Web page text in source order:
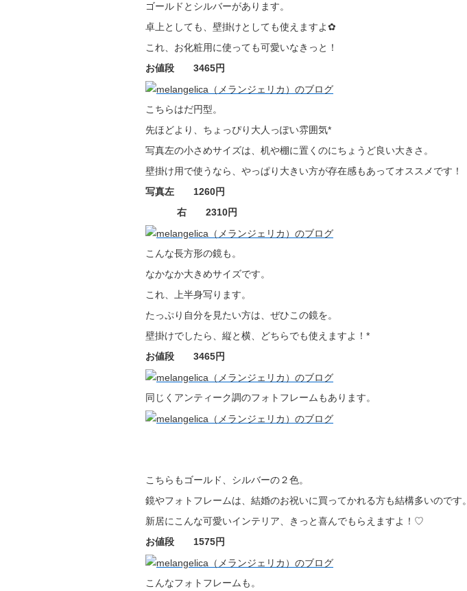
ゴールドとシルバーがあります。
卓上としても、壁掛けとしても使えますよ✿
これ、お化粧用に使っても可愛いなきっと！
お値段
3465円
こちらはだ円型。
先ほどより、ちょっぴり大人っぽい雰囲気*
写真左の小さめサイズは、机や棚に置くのにちょうど良い大きさ。
壁掛け用で使うなら、やっぱり大きい方が存在感もあってオススメです！
写真左
1260円
右
2310円
こんな長方形の鏡も。
なかなか大きめサイズです。
これ、上半身写ります。
たっぷり自分を見たい方は、ぜひこの鏡を。
壁掛けでしたら、縦と横、どちらでも使えますよ！*
お値段 3465円
同じくアンティーク調のフォトフレームもあります。
こちらもゴールド、シルバーの２色。
鏡やフォトフレームは、結婚のお祝いに買ってかれる方も結構多いのです。
新居にこんな可愛いインテリア、きっと喜んでもらえますよ！♡
お値段 1575円
こんなフォトフレームも。